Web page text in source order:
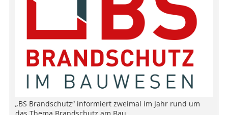
„BS Brandschutz“ informiert zweimal im Jahr rund um